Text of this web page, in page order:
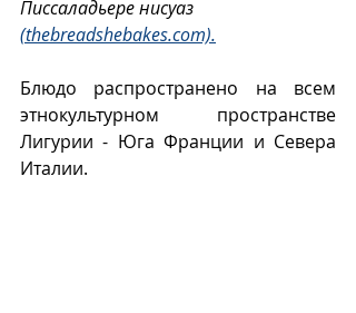
Писсаладьере нисуаз
(thebreadshebakes.com).
Блюдо распространено на всем
этнокультурном пространстве
Лигурии - Юга Франции и Севера
Италии.